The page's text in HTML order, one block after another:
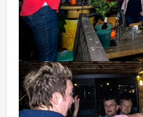
Bezorgkosten (meerprijs):
Apeldoorn € 100,- excl. BTW